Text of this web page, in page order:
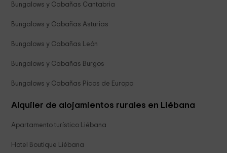
Bungalows y Cabañas Cantabria
Bungalows y Cabañas Asturias
Bungalows y Cabañas León
Bungalows y Cabañas Burgos
Bungalows y Cabañas Picos de Europa
Alquiler de alojamientos rurales en Liébana
Apartamento turístico Liébana
Hotel Boutique Liébana